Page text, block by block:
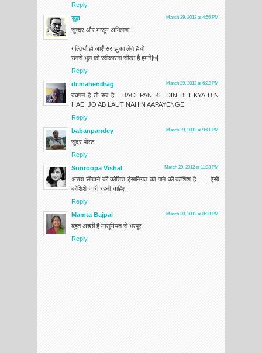
Reply
सुज्ञ
March 29, 2012 at 4:56 PM
सुन्दर और मासूम अभिलाषा!!
ग़ल्तियाँ हो जाएँ सर झुका लेते हैं वो
उनसे भूल को स्वीकारना सीखा है हमने|७|
Reply
dr.mahendrag
March 29, 2012 at 6:22 PM
बचपन है तो सब है ...BACHPAN KE DIN BHI KYA DIN
HAE, JO AB LAUT NAHIN AAPAYENGE
Reply
babanpandey
March 29, 2012 at 9:41 PM
सुंदर पोस्ट
Reply
Sonroopa Vishal
March 29, 2012 at 11:33 PM
अच्छा सीखने की कोशिश इंसानियत को पाने की कोशिश है .......ऐसी
कोशिशें जारी रहनी चाहिए !
Reply
Mamta Bajpai
March 30, 2012 at 8:03 PM
बहुत अच्छी है मासूमियत से भरपूर
Reply